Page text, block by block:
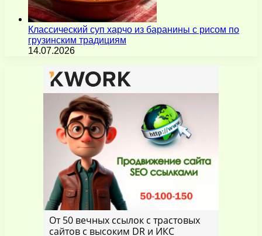
Классический суп харчо из баранины с рисом по
грузинским традициям
14.07.2026